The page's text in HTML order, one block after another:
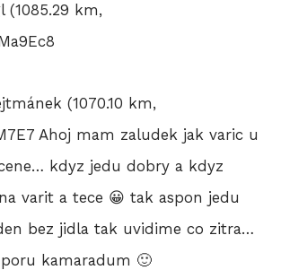
(1085.29 km,
(1070.10 km,
Ahoj mam zaludek jak varic u
kdyz jedu dobry a kdyz
varit a tece 😀 tak aspon jedu
bez jidla tak uvidime co zitra…
kamaradum 🙂